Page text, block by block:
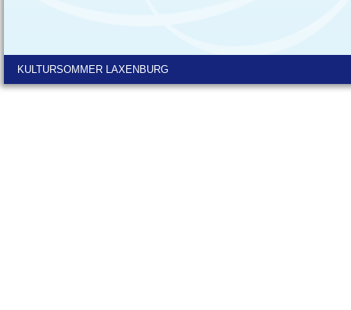
KULTURSOMMER LAXENBURG